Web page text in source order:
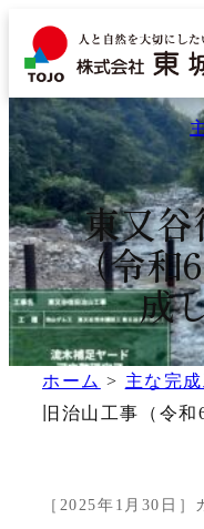
ス
キ
ッ
プ
東又
（令和
成
ホーム > 主な完
旧治山工事（令
［ 2025年1月30日 ］